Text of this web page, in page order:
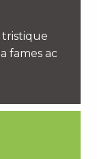
fames ac